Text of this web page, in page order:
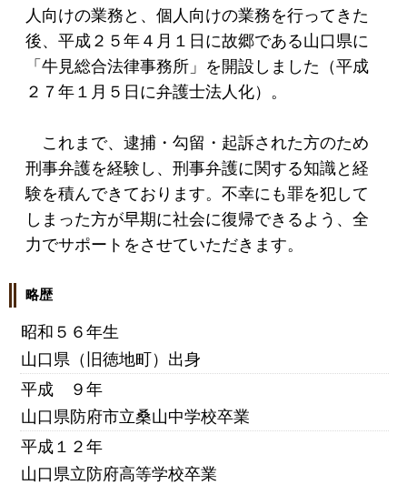
人向けの業務と、個人向けの業務を行ってきた
後、平成２５年４月１日に故郷である山口県に
「牛見総合法律事務所」を開設しました（平成
２７年１月５日に弁護士法人化）。
これまで、逮捕・勾留・起訴された方のため
刑事弁護を経験し、刑事弁護に関する知識と経
験を積んできております。不幸にも罪を犯して
しまった方が早期に社会に復帰できるよう、全
力でサポートをさせていただきます。
略歴
昭和５６年生
山口県（旧徳地町）出身
平成 ９年
山口県防府市立桑山中学校卒業
平成１２年
山口県立防府高等学校卒業